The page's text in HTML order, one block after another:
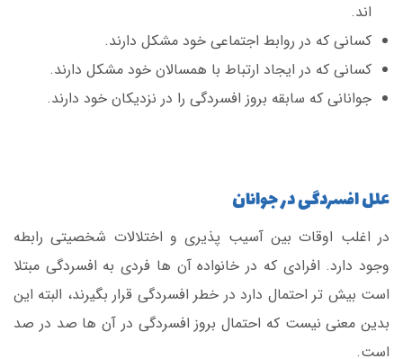
اند.
کسانی که در روابط اجتماعی خود مشکل دارند.
کسانی که در ایجاد ارتباط با همسالان خود مشکل دارند.
جوانانی که سابقه بروز افسردگی را در نزدیکان خود دارند.
علل افسردگی در جوانان
در اغلب اوقات بین آسیب پذیری و اختلالات شخصیتی رابطه
وجود دارد. افرادی که در خانواده آن ها فردی به افسردگی مبتلا
است بیش تر احتمال دارد در خطر افسردگی قرار بگیرند، البته این
بدین معنی نیست که احتمال بروز افسردگی در آن ها صد در صد
است.